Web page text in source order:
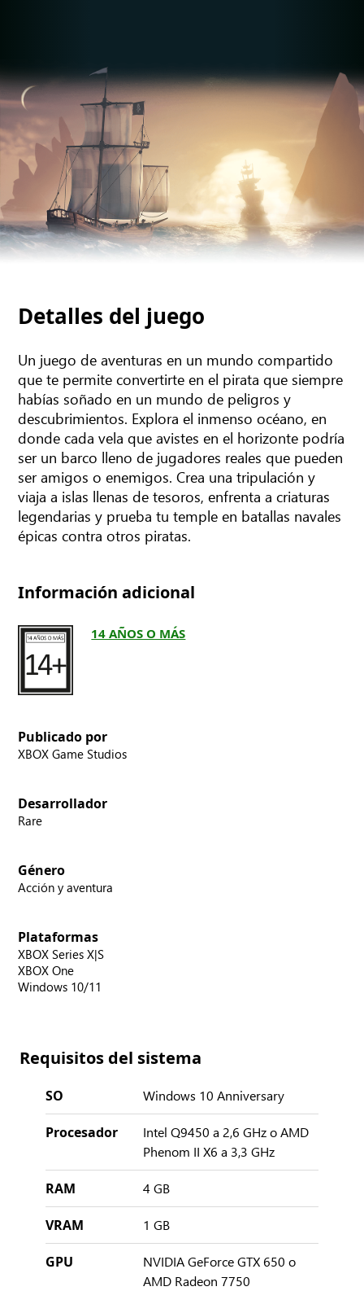
Detalles del juego
Un juego de aventuras en un mundo compartido
que te permite convertirte en el pirata que siempre
habías soñado en un mundo de peligros y
descubrimientos. Explora el inmenso océano, en
donde cada vela que avistes en el horizonte podría
ser un barco lleno de jugadores reales que pueden
ser amigos o enemigos. Crea una tripulación y
viaja a islas llenas de tesoros, enfrenta a criaturas
legendarias y prueba tu temple en batallas navales
épicas contra otros piratas.
Información adicional
14 AÑOS O MÁS
Publicado por
XBOX Game Studios
Desarrollador
Rare
Género
Acción y aventura
Plataformas
XBOX Series X|S
XBOX One
Windows 10/11
Requisitos del sistema
SO Windows 10 Anniversary
Procesador
Intel Q9450 a 2,6 GHz o AMD
Phenom II X6 a 3,3 GHz
RAM 4 GB
VRAM 1 GB
GPU
NVIDIA GeForce GTX 650 o
AMD Radeon 7750